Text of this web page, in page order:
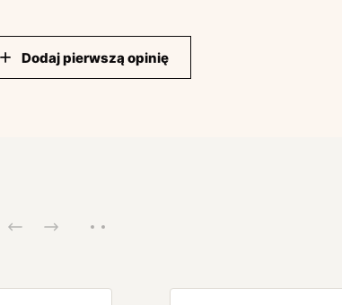
Dodaj pierwszą opinię